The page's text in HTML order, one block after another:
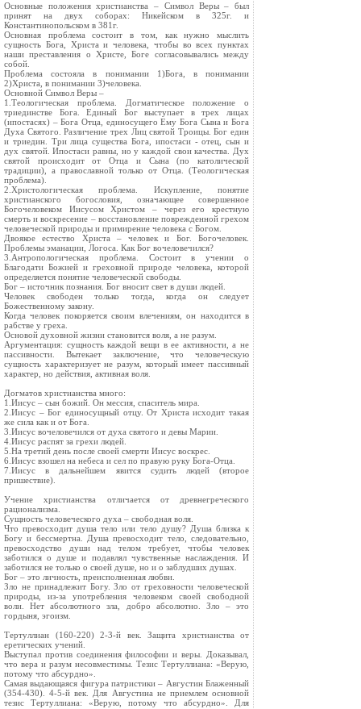
Основные положения христианства – Символ Веры – был
принят на двух соборах: Никейском в 325г. и
Константинопольском в 381г.
Основная проблема состоит в том, как нужно мыслить
сущность Бога, Христа и человека, чтобы во всех пунктах
наши преставления о Христе, Боге согласовывались между
собой.
Проблема состояла в понимании 1)Бога, в понимании
2)Христа, в понимании 3)человека.
Основной Символ Веры –
1.Теологическая проблема. Догматическое положение о
триединстве Бога. Единый Бог выступает в трех лицах
(ипостасях) – Бога Отца, единосущего Ему Бога Сына и Бога
Духа Святого. Различение трех Лиц святой Троицы. Бог един
и триедин. Три лица существа Бога, ипостаси - отец, сын и
дух святой. Ипостаси равны, но у каждой свои качества. Дух
святой происходит от Отца и Сына (по католической
традиции), а православной только от Отца. (Теологическая
проблема).
2.Христологическая проблема. Искупление, понятие
христианского богословия, означающее совершенное
Богочеловеком Иисусом Христом – через его крестную
смерть и воскресение – восстановление поврежденной грехом
человеческой природы и примирение человека с Богом.
Двоякое естество Христа – человек и Бог. Богочеловек.
Проблемы эманации, Логоса. Как Бог вочеловечился?
3.Антропологическая проблема. Состоит в учении о
Благодати Божией и греховной природе человека, которой
определяется понятие человеческой свободы.
Бог – источник познания. Бог вносит свет в души людей.
Человек свободен только тогда, когда он следует
Божественному закону.
Когда человек покоряется своим влечениям, он находится в
рабстве у греха.
Основой духовной жизни становится воля, а не разум.
Аргументация: сущность каждой вещи в ее активности, а не
пассивности. Вытекает заключение, что человеческую
сущность характеризует не разум, который имеет пассивный
характер, но действия, активная воля.
Догматов христианства много:
1.Иисус – сын божий. Он мессия, спаситель мира.
2.Иисус – Бог единосущный отцу. От Христа исходит такая
же сила как и от Бога.
3.Иисус вочеловечился от духа святого и девы Марии.
4.Иисус распят за грехи людей.
5.На третий день после своей смерти Иисус воскрес.
6.Иисус взошел на небеса и сел по правую руку Бога-Отца.
7.Иисус в дальнейшем явится судить людей (второе
пришествие).
Учение христианства отличается от древнегреческого
рационализма.
Сущность человеческого духа – свободная воля.
Что превосходит душа тело или тело душу? Душа близка к
Богу и бессмертна. Душа превосходит тело, следовательно,
превосходство души над телом требует, чтобы человек
заботился о душе и подавлял чувственные наслаждения. И
заботился не только о своей душе, но и о заблудших душах.
Бог – это личность, преисполненная любви.
Зло не принадлежит Богу. Зло от греховности человеческой
природы, из-за употребления человеком своей свободной
воли. Нет абсолютного зла, добро абсолютно. Зло – это
гордыня, эгоизм.
Тертуллиан (160-220) 2-3-й век. Защита христианства от
еретических учений.
Выступал против соединения философии и веры. Доказывал,
что вера и разум несовместимы. Тезис Тертуллиана: «Верую,
потому что абсурдно».
Самая выдающаяся фигура патристики – Августин Блаженный
(354-430). 4-5-й век. Для Августина не приемлем основной
тезис Тертуллиана: «Верую, потому что абсурдно». Для